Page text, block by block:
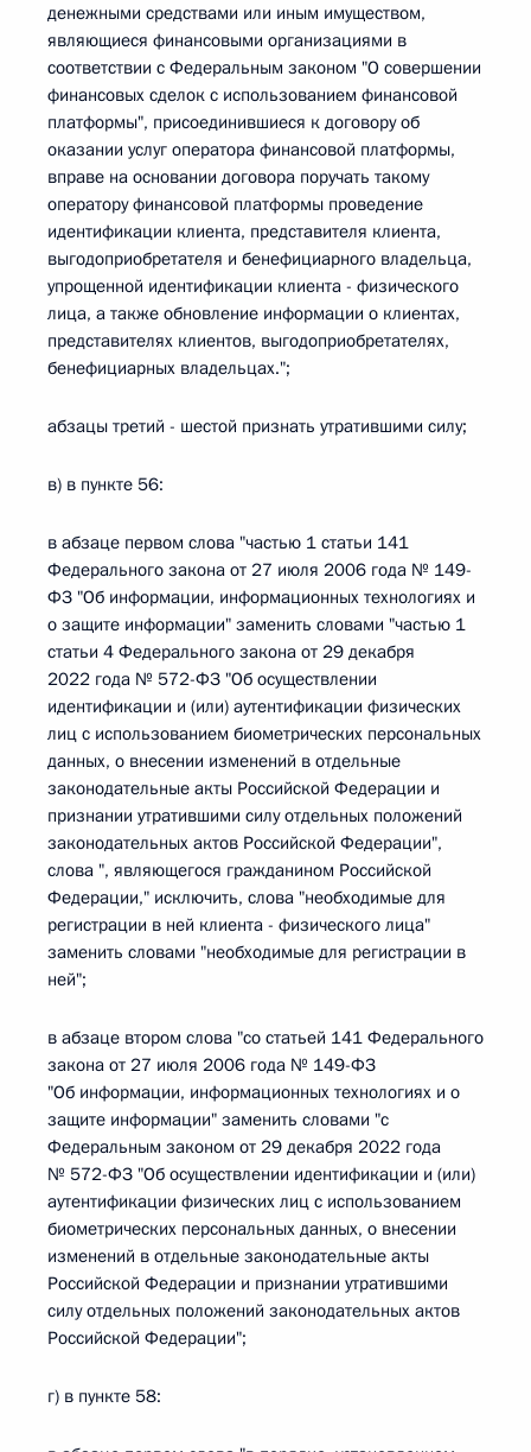
денежными средствами или иным имуществом,
являющиеся финансовыми организациями в
соответствии с Федеральным законом "О совершении
финансовых сделок с использованием финансовой
платформы", присоединившиеся к договору об
оказании услуг оператора финансовой платформы,
вправе на основании договора поручать такому
оператору финансовой платформы проведение
идентификации клиента, представителя клиента,
выгодоприобретателя и бенефициарного владельца,
упрощенной идентификации клиента - физического
лица, а также обновление информации о клиентах,
представителях клиентов, выгодоприобретателях,
бенефициарных владельцах.";
абзацы третий - шестой признать утратившими силу;
в) в пункте 56:
в абзаце первом слова "частью 1 статьи 141
Федерального закона от 27 июля 2006 года № 149-
ФЗ "Об информации, информационных технологиях и
о защите информации" заменить словами "частью 1
статьи 4 Федерального закона от 29 декабря
2022 года № 572-ФЗ "Об осуществлении
идентификации и (или) аутентификации физических
лиц с использованием биометрических персональных
данных, о внесении изменений в отдельные
законодательные акты Российской Федерации и
признании утратившими силу отдельных положений
законодательных актов Российской Федерации",
слова ", являющегося гражданином Российской
Федерации," исключить, слова "необходимые для
регистрации в ней клиента - физического лица"
заменить словами "необходимые для регистрации в
ней";
в абзаце втором слова "со статьей 141 Федерального
закона от 27 июля 2006 года № 149-ФЗ
"Об информации, информационных технологиях и о
защите информации" заменить словами "с
Федеральным законом от 29 декабря 2022 года
№ 572-ФЗ "Об осуществлении идентификации и (или)
аутентификации физических лиц с использованием
биометрических персональных данных, о внесении
изменений в отдельные законодательные акты
Российской Федерации и признании утратившими
силу отдельных положений законодательных актов
Российской Федерации";
г) в пункте 58: